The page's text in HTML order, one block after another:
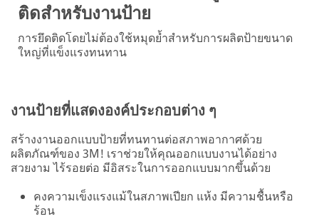
ติดสำหรับงานป้าย
การยึดติดโดยไม่ต้องใช้หมุดย้ำสำหรับการผลิตป้ายขนาด
ใหญ่ที่แข็งแรงทนทาน
งานป้ายที่แสดงองค์ประกอบต่าง ๆ
สร้างงานออกแบบป้ายที่ทนทานต่อสภาพอากาศด้วย
ผลิตภัณฑ์ของ 3M! เราช่วยให้คุณออกแบบงานได้อย่าง
สวยงาม ไร้รอยต่อ มีอิสระในการออกแบบมากขึ้นด้วย
คงความเข็งแรงแม้ในสภาพเปียก แห้ง มีความชื้นหรือ
ร้อน